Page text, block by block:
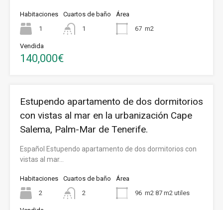
Habitaciones
1
Cuartos de baño
1
Área
67 m2
Vendida
140,000€
Estupendo apartamento de dos dormitorios
con vistas al mar en la urbanización Cape
Salema, Palm-Mar de Tenerife.
Español Estupendo apartamento de dos dormitorios con
vistas al mar…
Habitaciones
2
Cuartos de baño
2
Área
96 m2 87 m2 utiles